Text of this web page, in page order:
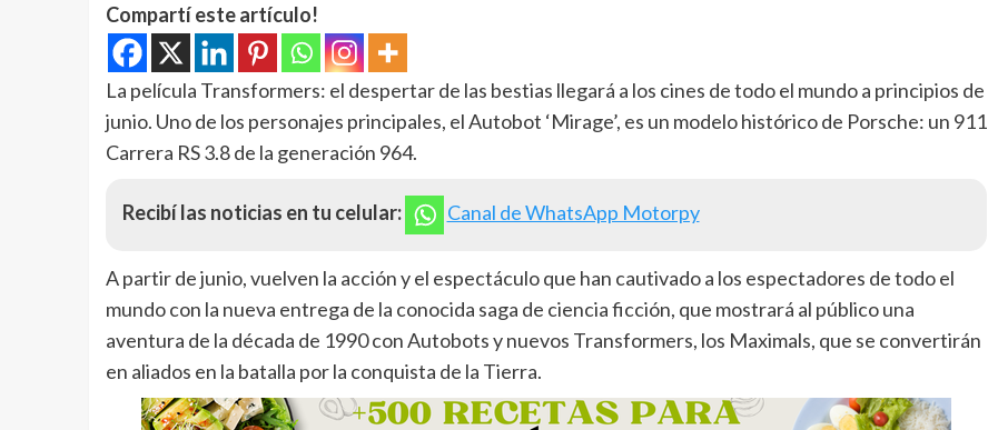
Compartí este artículo!
La película Transformers: el despertar de las bestias llegará a los cines de todo el mundo a principios de
junio. Uno de los personajes principales, el Autobot ‘Mirage’, es un modelo histórico de Porsche: un 911
Carrera RS 3.8 de la generación 964.
Recibí las noticias en tu celular: Canal de WhatsApp Motorpy
A partir de junio, vuelven la acción y el espectáculo que han cautivado a los espectadores de todo el
mundo con la nueva entrega de la conocida saga de ciencia ficción, que mostrará al público una
aventura de la década de 1990 con Autobots y nuevos Transformers, los Maximals, que se convertirán
en aliados en la batalla por la conquista de la Tierra.